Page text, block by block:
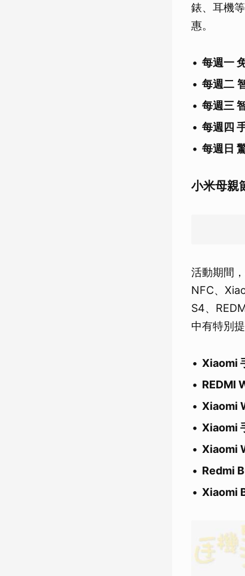
錶、耳機
惠。
每週一
每週二
每週三
每週四
每週日
小米母親
活動期間
NFC、
S4、
中有特別
Xiaomi
REDMI
Xiaomi
Xiaomi
Xiaomi
Redmi
Xiaomi